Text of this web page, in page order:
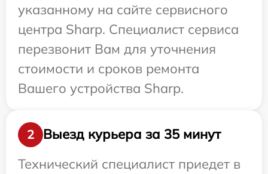
указанному на сайте сервисного
центра Sharp. Специалист сервиса
перезвонит Вам для уточнения
стоимости и сроков ремонта
Вашего устройства Sharp.
2
Выезд курьера за 35 минут
Технический специалист приедет в